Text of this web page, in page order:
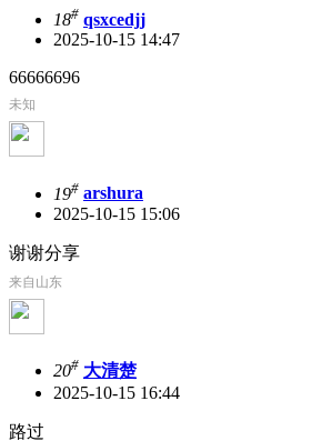
18# qsxcedjj
2025-10-15 14:47
66666696
未知
19# arshura
2025-10-15 15:06
谢谢分享
来自山东
20# 大清楚
2025-10-15 16:44
路过